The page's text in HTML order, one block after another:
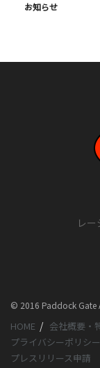
お知らせ
レ
© 2016 Paddock Gate
HOME
会社概要・
プライバシーポリシ
プレスリリース申請